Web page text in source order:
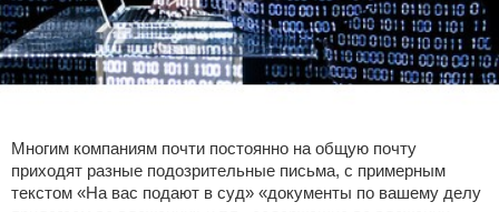
Разное про автомобили
Обзоры моих покупок с Aliexpress
Интересные товары с Aliexpress
VolkMaster Project
Новости VolkMaster Project
Регистрация доменов от VolkMaster Project
Новости VR66.RU
Юридическое право
ПО для разработчиков
Лайфхак
API MODX REVO
XPDO MODX REVO
Готовые решения для MODX
Информационная безопасность
Отказ от ответственности
Многим компаниям почти постоянно на общую почту
приходят разные подозрительные письма, с примерным
текстом «На вас подают в суд» «документы по вашему делу